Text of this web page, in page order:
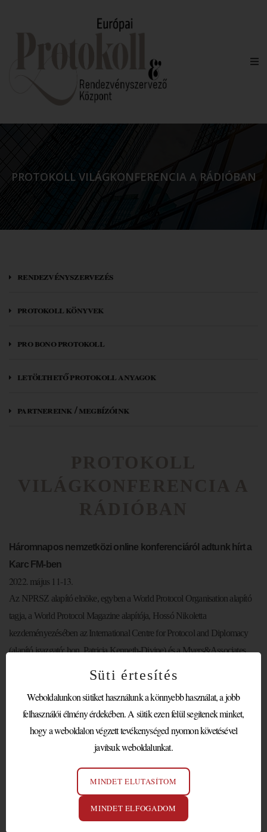
PROTOKOLL VILÁGKONFERENCIA A RÁDIÓBAN
rendezvényszervezés
protokoll könyvek
pro bono protokoll
letölthető protokoll anyagok
partnereink / megbízóink
Háromnapos nemzetközi online konferenciáról adtunk hírt a
Karc FM-ben
2022. május 11-13.
Az NPRSZ alapító elnöke, egyben a World Protocol Organisation alapító
tagja, a World Protocol Magazine alapítója, HossóNikoletta
kezdeményezésében az International Centre for Protocol and Diplomacy
(alapító igazgató: hon. Patricia Kenneth-Divine) és a Myers&Associates
LLP (alapító ügyvezető: LaDonna L. Myers) közös szervezésű,
6 kontinens, több mint 30 előadó, a protokoll és diplomácia kiemelt
nemzetközi szereplői tartanak előadásokat hat szekcióban.
A rendezvény több, mint konferencia: a protokollszakma és képviselőinek
kezdeményezés, valamint aGlobal Protocol and Diplomacy
projekt is ezen rendezvény keretébenindul.
Süti értesítés
Weboldalunkon sütiket használunk a könnyebb használat, a jobb
felhasználói élmény érdekében. A sütik ezen felül segítenek minket,
hogy a weboldalon végzett tevékenységed nyomon követésével
javítsuk weboldalunkat.
MINDET ELUTASÍTOM
MINDET ELFOGADOM